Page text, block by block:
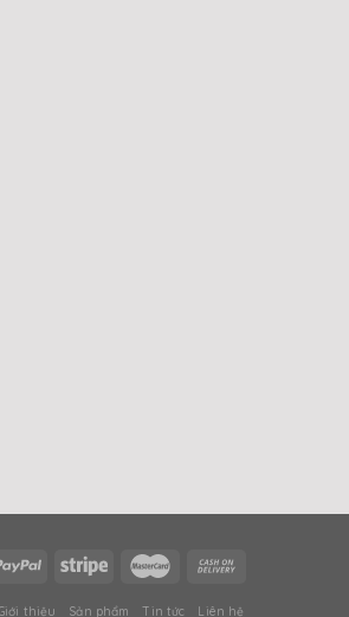
thiệu Sản phẩm Tin tức Liên hệ